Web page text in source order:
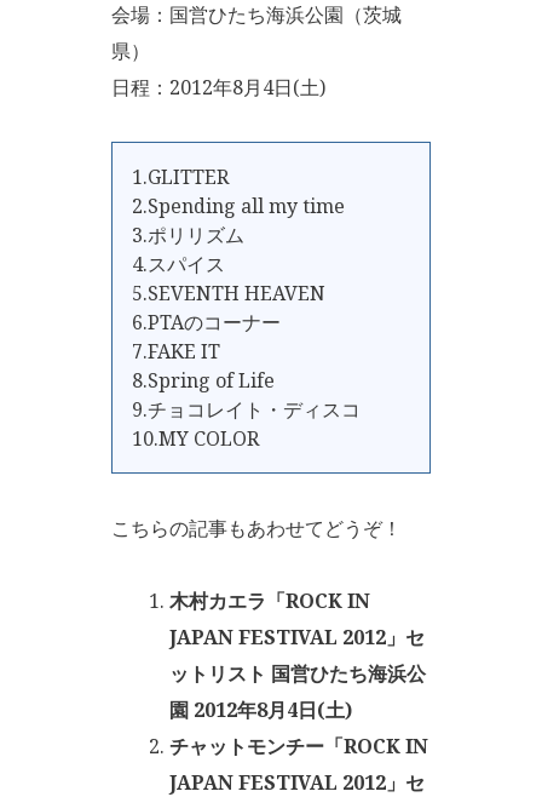
会場：国営ひたち海浜公園（茨城
県）
日程：2012年8月4日(土)
1.GLITTER
2.Spending all my time
3.ポリリズム
4.スパイス
5.SEVENTH HEAVEN
6.PTAのコーナー
7.FAKE IT
8.Spring of Life
9.チョコレイト・ディスコ
10.MY COLOR
こちらの記事もあわせてどうぞ！
木村カエラ「ROCK IN
JAPAN FESTIVAL 2012」セ
ットリスト 国営ひたち海浜公
園 2012年8月4日(土)
チャットモンチー「ROCK IN
JAPAN FESTIVAL 2012」セ